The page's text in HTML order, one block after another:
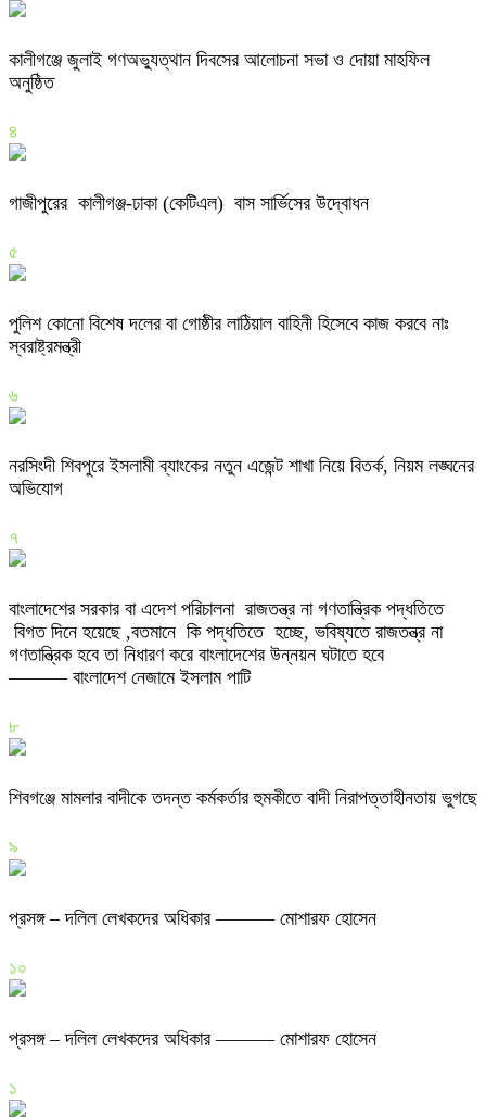
কালীগঞ্জে জুলাই গণঅভ্যুত্থান দিবসের আলোচনা সভা ও দোয়া মাহফিল
অনুষ্ঠিত
৪
গাজীপুরের কালীগঞ্জ-ঢাকা (কেটিএল) বাস সার্ভিসের উদ্বোধন
৫
পুলিশ কোনো বিশেষ দলের বা গোষ্ঠীর লাঠিয়াল বাহিনী হিসেবে কাজ করবে নাঃ
স্বরাষ্ট্রমন্ত্রী
৬
নরসিংদী শিবপুরে ইসলামী ব্যাংকের নতুন এজেন্ট শাখা নিয়ে বিতর্ক, নিয়ম লঙ্ঘনের
অভিযোগ
৭
বাংলাদেশের সরকার বা এদেশ পরিচালনা রাজতন্ত্র না গণতান্ত্রিক পদ্ধতিতে
বিগত দিনে হয়েছে ,বতমানে কি পদ্ধতিতে হচ্ছে, ভবিষ্যতে রাজতন্ত্র না
গণতান্ত্রিক হবে তা নিধারণ করে বাংলাদেশের উন্নয়ন ঘটাতে হবে
——— বাংলাদেশ নেজামে ইসলাম পাটি
৮
শিবগঞ্জে মামলার বাদীকে তদন্ত কর্মকর্তার হুমকীতে বাদী নিরাপত্তাহীনতায় ভুগছে
৯
প্রসঙ্গ – দলিল লেখকদের অধিকার ——— মোশারফ হোসেন
১০
প্রসঙ্গ – দলিল লেখকদের অধিকার ——— মোশারফ হোসেন
১